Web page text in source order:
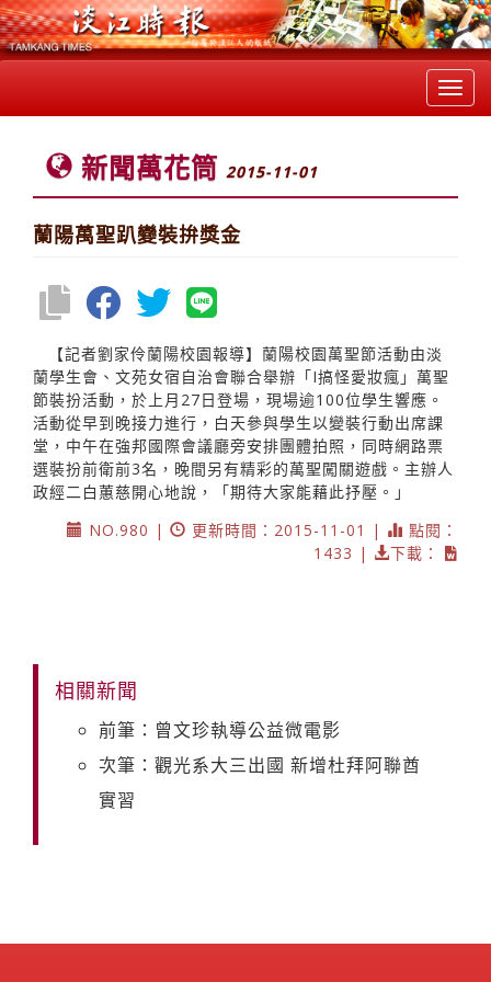
新聞萬花筒 2015-11-01
蘭陽萬聖趴變裝拚獎金
【記者劉家伶蘭陽校園報導】蘭陽校園萬聖節活動由淡
蘭學生會、文苑女宿自治會聯合舉辦「I搞怪愛妝瘋」萬聖
節裝扮活動，於上月27日登場，現場逾100位學生響應。
活動從早到晚接力進行，白天參與學生以變裝行動出席課
堂，中午在強邦國際會議廳旁安排團體拍照，同時網路票
選裝扮前衛前3名，晚間另有精彩的萬聖闖關遊戲。主辦人
政經二白蕙慈開心地說，「期待大家能藉此抒壓。」
NO.980 |
更新時間：2015-11-01 |
點閱：
1433 |
下載：
相關新聞
前筆：曾文珍執導公益微電影
次筆：觀光系大三出國 新增杜拜阿聯酋
實習